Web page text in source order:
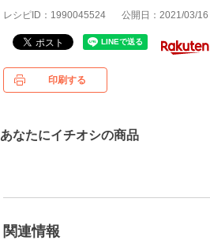
レシピID：1990045524 公開日：2021/03/16
印刷する
あなたにイチオシの商品
関連情報